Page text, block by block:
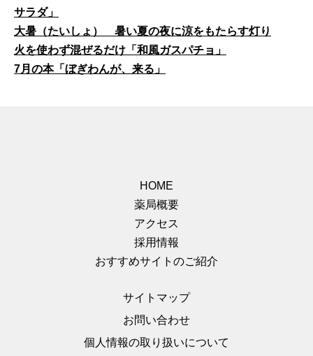
サラダ」
大暑（たいしょ） 暑い夏の夜に涼をもたらす灯り
火を使わず混ぜるだけ「和風ガスパチョ」
7月の本「ぼぎわんが、来る」
HOME
薬局概要
アクセス
採用情報
おすすめサイトのご紹介
サイトマップ
お問い合わせ
個人情報の取り扱いについて